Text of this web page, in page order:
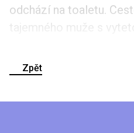
odchází na toaletu.
tajemného muže s
Zpět